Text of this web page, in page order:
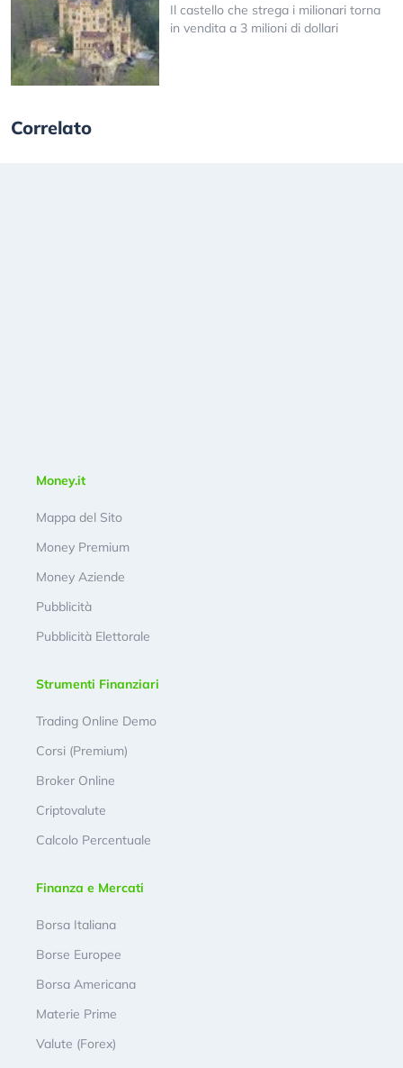
Il castello che strega i milionari torna
in vendita a 3 milioni di dollari
Correlato
Money.it
Mappa del Sito
Money Premium
Money Aziende
Pubblicità
Pubblicità Elettorale
Strumenti Finanziari
Trading Online Demo
Corsi (Premium)
Broker Online
Criptovalute
Calcolo Percentuale
Finanza e Mercati
Borsa Italiana
Borse Europee
Borsa Americana
Materie Prime
Valute (Forex)